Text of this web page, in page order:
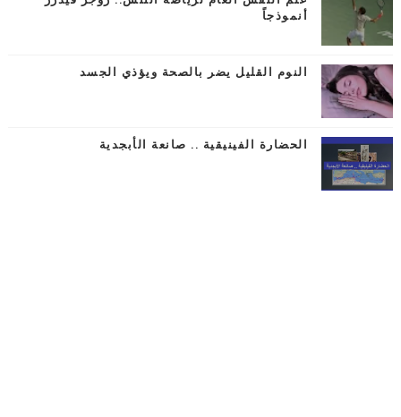
أنموذجاً
النوم القليل يضر بالصحة ويؤذي الجسد
الحضارة الفينيقية .. صانعة الأبجدية